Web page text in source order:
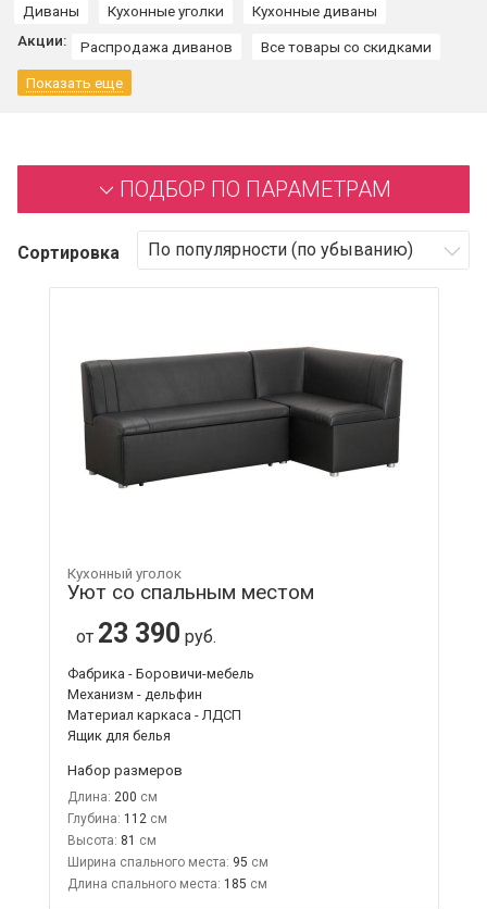
Диваны
Кухонные уголки
Кухонные диваны
Акции:
Распродажа диванов Все товары со скидками
Показать еще
ПОДБОР ПО ПАРАМЕТРАМ
Сортировка
Кухонный уголок
Уют со спальным местом
от 23 390 руб.
Фабрика - Боровичи-мебель
Механизм - дельфин
Материал каркаса - ЛДСП
Ящик для белья
Набор размеров
Длина: 200
Глубина: 112
Высота: 81
Ширина спального места: 95
Длина спального места: 185